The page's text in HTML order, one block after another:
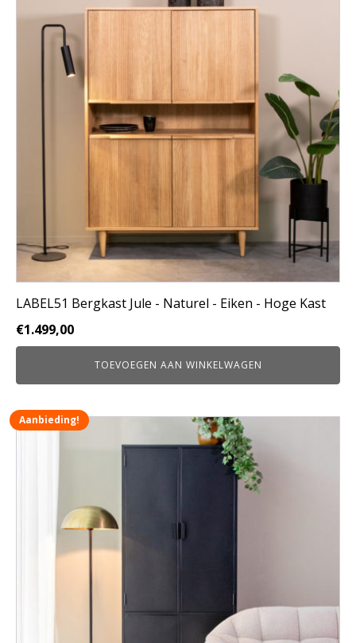
LABEL51 Bergkast Jule - Naturel - Eiken - Hoge Kast
€1.499,00
TOEVOEGEN AAN WINKELWAGEN
Aanbieding!